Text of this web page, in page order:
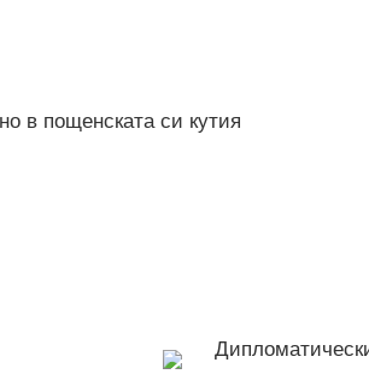
в пощенската си кутия